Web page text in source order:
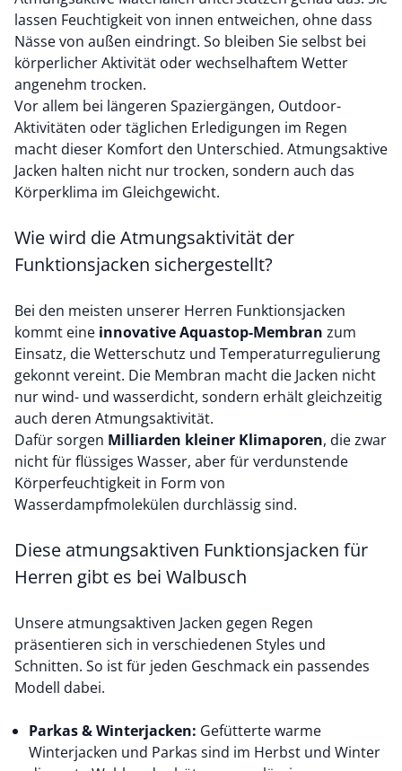
lassen Feuchtigkeit von innen entweichen, ohne dass
Nässe von außen eindringt. So bleiben Sie selbst bei
körperlicher Aktivität oder wechselhaftem Wetter
angenehm trocken.
Vor allem bei längeren Spaziergängen, Outdoor-
Aktivitäten oder täglichen Erledigungen im Regen
macht dieser Komfort den Unterschied. Atmungsaktive
Jacken halten nicht nur trocken, sondern auch das
Körperklima im Gleichgewicht.
Wie wird die Atmungsaktivität der
Funktionsjacken sichergestellt?
Bei den meisten unserer Herren Funktionsjacken
kommt eine innovative Aquastop-Membran zum
Einsatz, die Wetterschutz und Temperaturregulierung
gekonnt vereint. Die Membran macht die Jacken nicht
nurwind- und wasserdicht, sondern erhält gleichzeitig
auch deren Atmungsaktivität.
Dafür sorgen Milliarden kleiner Klimaporen, die zwar
nicht für flüssiges Wasser, aber für verdunstende
Körperfeuchtigkeit in Form von
Wasserdampfmolekülen durchlässig sind.
Diese atmungsaktiven Funktionsjacken für
Herren gibt es bei Walbusch
Unsere atmungsaktiven Jacken gegen Regen
präsentieren sich in verschiedenen Styles und
Schnitten. So ist für jeden Geschmack ein passendes
Modell dabei.
Parkas & Winterjacken: Gefüttertewarme
Winterjacken und Parkas sind im Herbst und Winter